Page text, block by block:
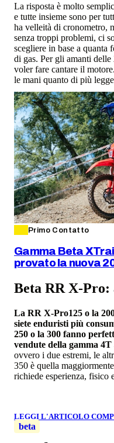
La risposta è molto
e tutte insieme sono per
ha velleità di cronometro,
senza troppi problemi, ci
scegliere in base a quanta
di gas. Per gli amanti delle
voler fare cantare il
le mani quanto di più
Primo Contatto
Gamma Beta
provato la nuova
Beta RR X-Pro:
La RR X-Pro125 o la
siete enduristi più
250 o la 300 fanno
vendute della gamma
ovvero i due estremi, le
350 è quella
richiede esperienza, fisico
LEGGI L'ARTICOLO
beta